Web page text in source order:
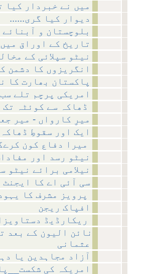
میں نے خبردار کیا
......دیوار کیا گری
بلوچستان و
تاریخ کے اوراق
نیٹو سپلائی کے
انگریزوں کا دشمن
پاکستان بھارت کا
امریکی پرچم تلے
میرِ کارواں - میر
ایک اور سقوطِ
نیٹو رسد اور
نیلامی برائے نیٹو
سی آئی اے کا ایجنٹ
افپاک ریجن
نائن الیون کے بعد
عثمانی
آزاد مجاہدین یا
امریکہ کی